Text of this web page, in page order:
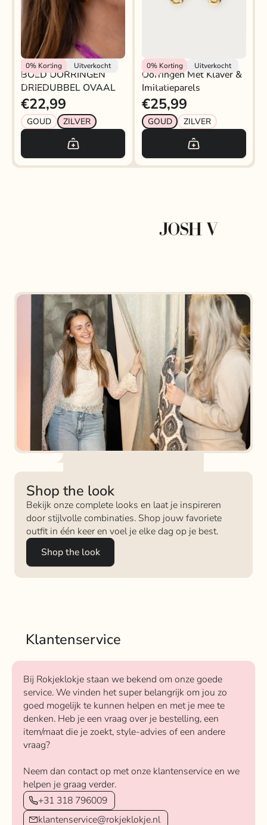
0% Korting Uitverkocht
My Jewellery
BOLD OORRINGEN
DRIEDUBBEL OVAAL
€22,99
GOUD ZILVER
0%Korting Uitverkocht
My Jewellery
Oorringen Met Klaver &
Imitatieparels
€25,99
GOUD ZILVER
Shop the look
Bekijk onze complete looks en laat je inspireren
door stijlvolle combinaties. Shop jouw favoriete
outfit in één keer en voel je elke dag op je best.
Shop the look
Klantenservice
Bij Rokjeklokje staan we bekend om onze goede
service. We vinden het super belangrijk om jou zo
goed mogelijk te kunnen helpen en met je mee te
denken. Heb je een vraag over je bestelling, een
item/maat die je zoekt, style-advies of een andere
vraag?
Neem dan contact op met onze klantenservice en we
helpen je graag verder.
+31 318 796009
klantenservice@rokjeklokje.nl